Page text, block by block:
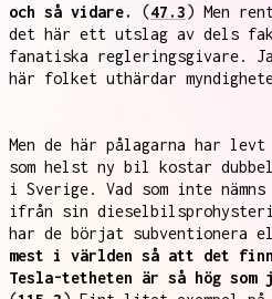
och så vidare.
(47.3) Men
det här ett utslag av dels
fanatiska regleringsgivare.
här folket uthärdar
Men de här pålagarna har
som helst ny bil kostar
i Sverige. Vad som inte
ifrån sin
har de börjat subventionera
mest i världen så att det
Tesla-tetheten är så hög